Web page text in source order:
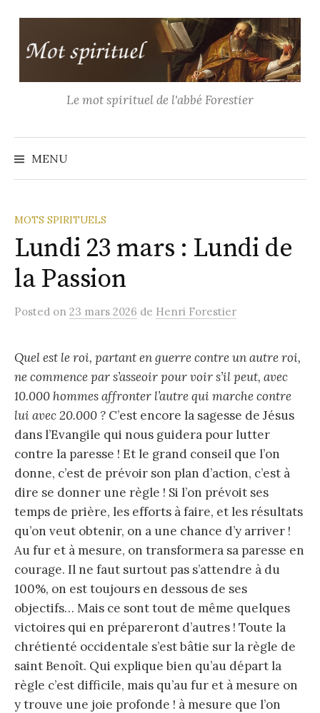
contenu
Le mot spirituel de l'abbé Forestier
MENU
MOTS SPIRITUELS
Lundi 23 mars : Lundi de
la Passion
Posted on 23 mars 2026 de Henri Forestier
Quel est le roi, partant en guerre contre un autre roi,
ne commence par s’asseoir pour voir s’il peut, avec
10.000 hommes affronter l’autre qui marche contre
lui avec 20.000 ? C’est encore la sagesse de Jésus
dans l’Evangile qui nous guidera pour lutter
contre la paresse ! Et le grand conseil que l’on
donne, c’est de prévoir son plan d’action, c’est à
dire se donner une règle ! Si l’on prévoit ses
temps de prière, les efforts à faire, et les résultats
qu’on veut obtenir, on a une chance d’y arriver !
Au fur et à mesure, on transformera sa paresse en
courage. Il ne faut surtout pas s’attendre à du
100%, on est toujours en dessous de ses
objectifs… Mais ce sont tout de même quelques
victoires qui en prépareront d’autres ! Toute la
chrétienté occidentale s’est bâtie sur la règle de
saint Benoît. Qui explique bien qu’au départ la
règle c’est difficile, mais qu’au fur et à mesure on
y trouve une joie profonde ! à mesure que l’on